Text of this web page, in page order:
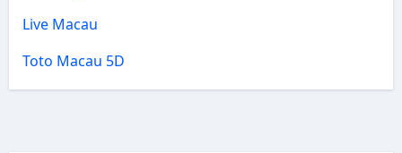
Live Macau
Toto Macau 5D